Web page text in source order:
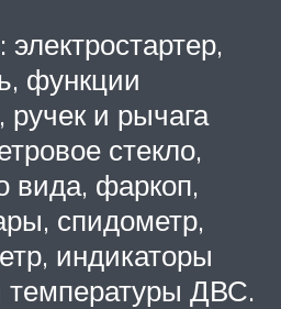
функции
ручек и рычага
стекло,
вида, фаркоп,
спидометр,
индикаторы
температуры ДВС.